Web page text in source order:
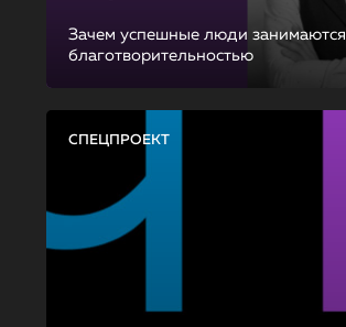
Зачем успешные люди занимаются
благотворительностью
СПЕЦПРОЕКТ